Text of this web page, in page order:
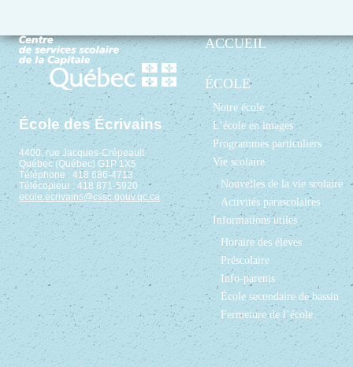
École des Écrivains
4400, rue Jacques-Crépeault
Québec (Québec) G1P 1X5
Téléphone : 418 686-4713
Télécopieur : 418 871-5920
ecole.ecrivains@cssc.gouv.qc.ca
ACCUEIL
ÉCOLE
Notre école
L’école en images
Programmes particuliers
Vie scolaire
Nouvelles de la vie scolaire
Activités parascolaires
Informations utiles
Horaire des élèves
Préscolaire
Info-parents
École secondaire de bassin
Fermeture de l’école